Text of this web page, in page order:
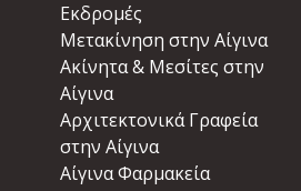
Εκδρομές
Μετακίνηση στην Αίγινα
Ακίνητα & Μεσίτες στην
Αίγινα
Αρχιτεκτονικά Γραφεία
στην Αίγινα
Αίγινα Φαρμακεία